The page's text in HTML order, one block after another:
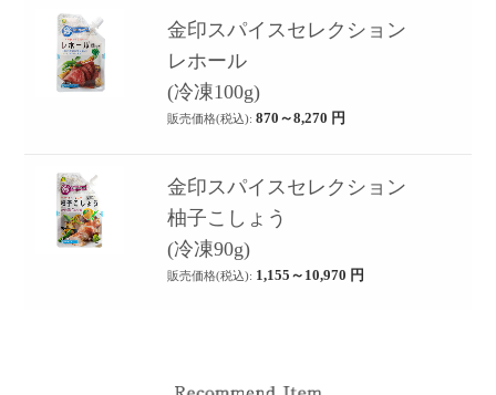
金印スパイスセレクション
レホール
(冷凍100g)
販売価格(税込): 870～8,270 円
金印スパイスセレクション
柚子こしょう
(冷凍90g)
販売価格(税込): 1,155～10,970 円